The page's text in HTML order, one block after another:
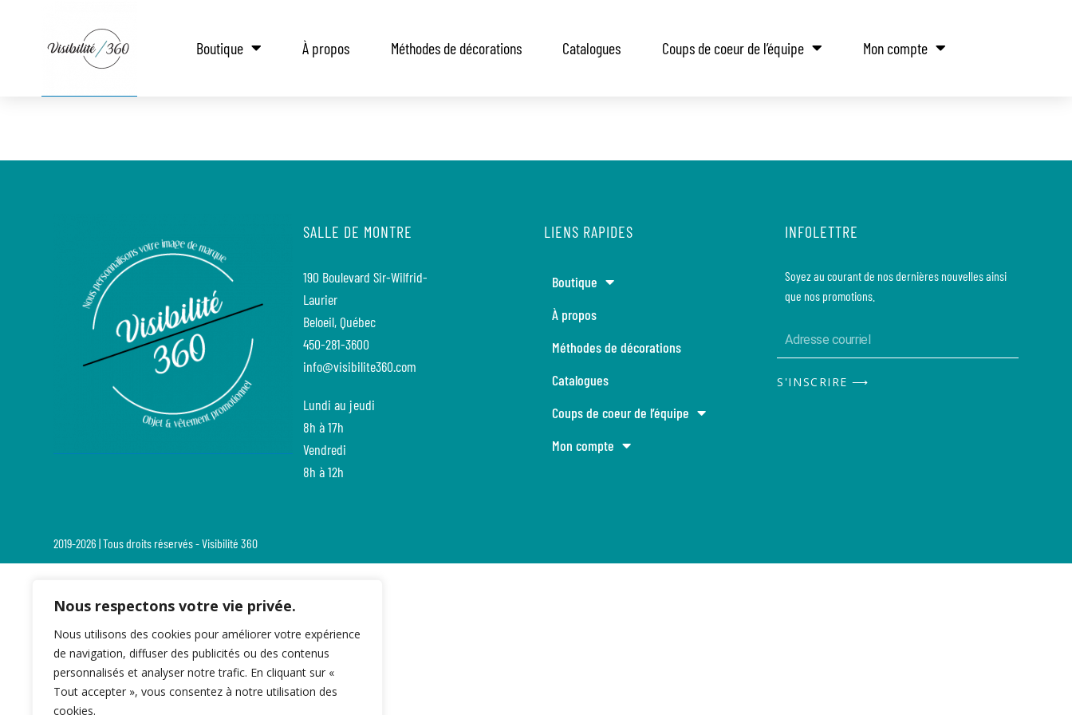
Nous respectons votre vie privée.
Nous utilisons des cookies pour améliorer votre expérience
de navigation, diffuser des publicités ou des contenus
personnalisés et analyser notre trafic. En cliquant sur «
Tout accepter », vous consentez à notre utilisation des
cookies.
Boutique À propos Méthodes de décorations Catalogues Coups de coeur de l’équipe Mon compte
SALLE DE MONTRE
190 Boulevard Sir-Wilfrid-
Laurier
Beloeil, Québec
450-281-3600
info@visibilite360.com
Lundi au jeudi
8h à 17h
Vendredi
8h à 12h
LIENS RAPIDES
Boutique
À propos
Méthodes de décorations
Catalogues
Coups de coeur de l’équipe
Mon compte
INFOLETTRE
Soyez au courant de nos dernières nouvelles ainsi
que nos promotions.
S'INSCRIRE ⟶
2019-2026 | Tous droits réservés - Visibilité 360